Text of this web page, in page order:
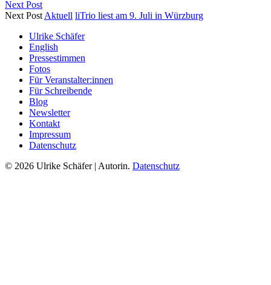
Next Post
Next Post Aktuell liTrio liest am 9. Juli in Würzburg
Ulrike Schäfer
English
Pressestimmen
Fotos
Für Veranstalter:innen
Für Schreibende
Blog
Newsletter
Kontakt
Impressum
Datenschutz
© 2026 Ulrike Schäfer | Autorin. Datenschutz